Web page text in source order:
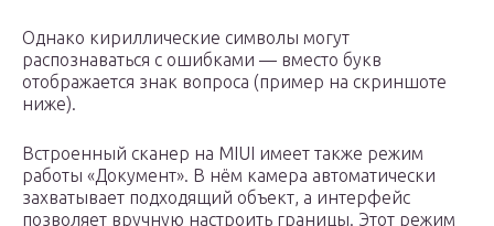
Однако кириллические символы могут
распознаваться с ошибками — вместо букв
отображается знак вопроса (пример на скриншоте
ниже).
Встроенный сканер на MIUI имеет также режим
работы «Документ». В нём камера автоматически
захватывает подходящий объект, а интерфейс
позволяет вручную настроить границы. Этот режим